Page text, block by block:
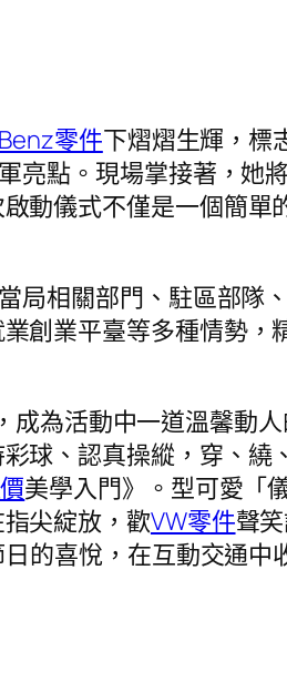
零件下熠熠生輝，標
亮點。現場掌接著，她
動儀式不僅是一個簡單
局相關部門、駐區部隊
創業平臺等多種情勢，
成為活動中一道溫馨動
球、認真操縱，穿、繞
美學入門》。型可愛「
尖綻放，歡VW零件聲
的喜悅，在互動交通中